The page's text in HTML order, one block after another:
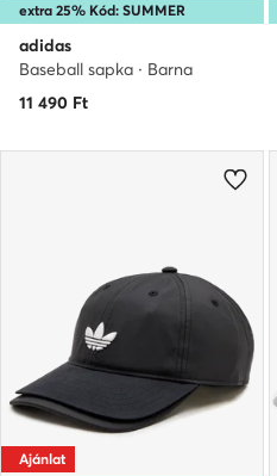
extra 25% Kód: SUMMER
adidas
Baseball sapka · Barna
11 490 Ft
Ajánlat